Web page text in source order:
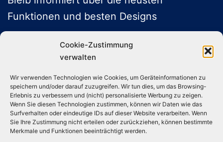
Cookie-Zustimmung
verwalten
Wir verwenden Technologien wie Cookies, um Geräteinformationen zu
speichern und/oder darauf zuzugreifen. Wir tun dies, um das Browsing-
Erlebnis zu verbessern und (nicht) personalisierte Werbung zu zeigen.
Wenn Sie diesen Technologien zustimmen, können wir Daten wie das
Surfverhalten oder eindeutige IDs auf dieser Website verarbeiten. Wenn
Sie Ihre Zustimmung nicht erteilen oder zurückziehen, können bestimmte
Merkmale und Funktionen beeinträchtigt werden.
Funktionen und besten Designs
ABONNIEREN
Folge uns auf Social Media